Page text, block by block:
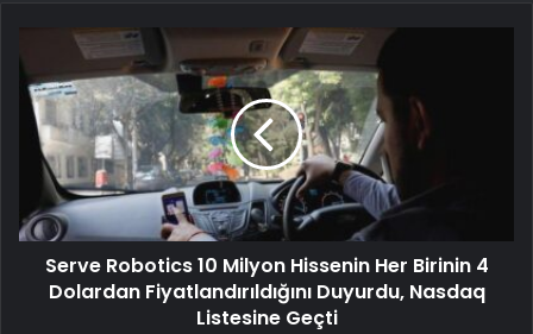
Serve Robotics 10 Milyon Hissenin Her Birinin 4
Dolardan Fiyatlandırıldığını Duyurdu, Nasdaq
Listesine Geçti